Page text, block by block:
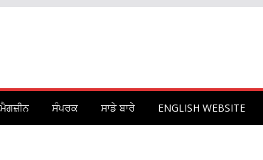
ਮੈਗਜ਼ੀਨ ਸੰਪਰਕ ਸਾਡੇ ਬਾਰੇ ENGLISH WEBSITE